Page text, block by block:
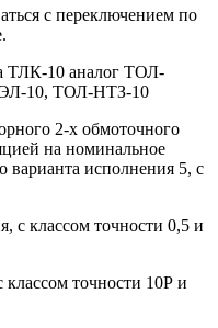
с переключением по
10 аналог ТОЛ-
10, ТОЛ-НТЗ-10
2-х обмоточного
на номинальное
варианта исполнения 5, c
с классом точности 0,5 и
точности 10Р и